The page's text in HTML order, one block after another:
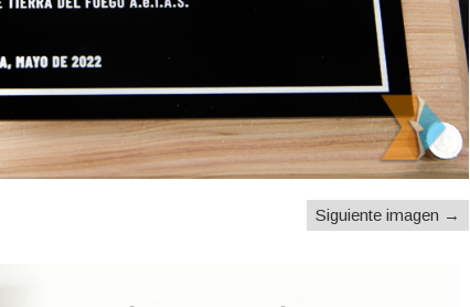
Siguiente imagen →